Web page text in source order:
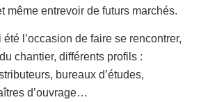
même entrevoir de futurs marchés.
l’occasion de faire se rencontrer,
chantier, différents profils :
bureaux d’études,
d’ouvrage…